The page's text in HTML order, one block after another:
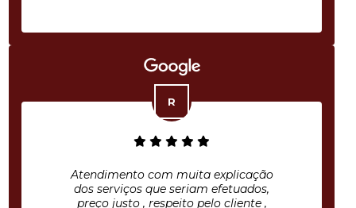
Atendimento com muita explicação
dos serviços que seriam efetuados,
preço justo , respeito pelo cliente ,